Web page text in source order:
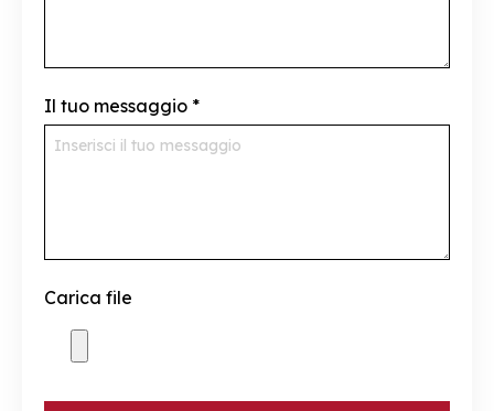
Il tuo messaggio *
Carica file